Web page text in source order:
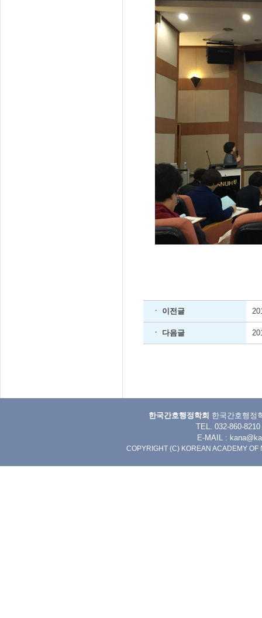
ㆍ 이전글
ㆍ 다음글
한국간호행정학회 한국간호행정
TEL. 032-860-
E-MAIL :
COPYRIGHT (C) KOREAN ACADEMY